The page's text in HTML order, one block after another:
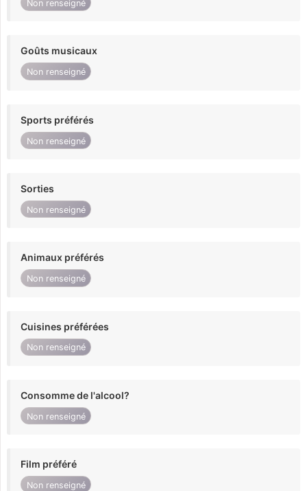
Non renseigné
Goûts musicaux
Non renseigné
Sports préférés
Non renseigné
Sorties
Non renseigné
Animaux préférés
Non renseigné
Cuisines préférées
Non renseigné
Consomme de l'alcool?
Non renseigné
Film préféré
Non renseigné